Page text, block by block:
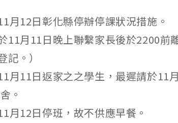
月12日彰化縣停辦停課狀況措施。
11月11日晚上聯繫家長後於2200前
。）
月11日返家之之學生，最遲請於11
。
月12日停班，故不供應早餐。